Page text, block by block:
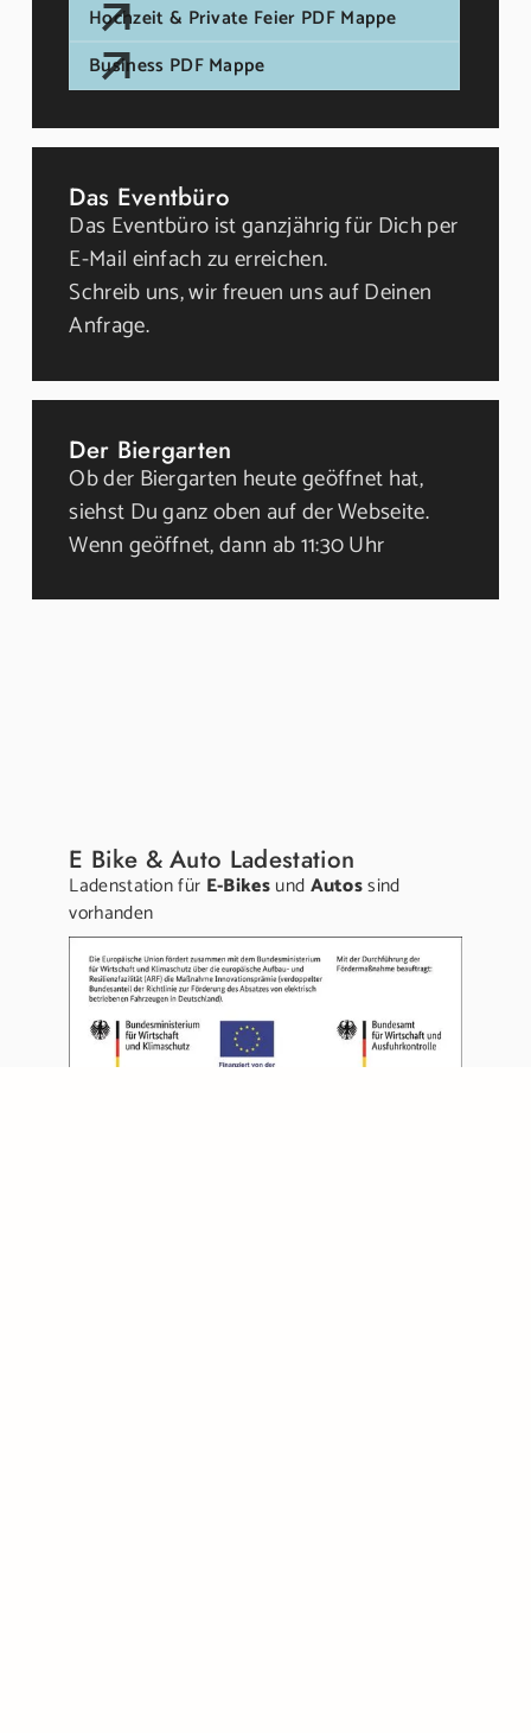
Hochzeit & Private Feier PDF Mappe
Business PDF Mappe
Das Eventbüro
Das Eventbüro ist ganzjährig für Dich per
E-Mail einfach zu erreichen.
Schreib uns, wir freuen uns auf Deinen
Anfrage.
Der Biergarten
Ob der Biergarten heute geöffnet hat,
siehst Du ganz oben auf der Webseite.
Wenn geöffnet, dann ab 11:30 Uhr
E Bike & Auto Ladestation
Ladenstation für E-Bikesund Autossind
vorhanden